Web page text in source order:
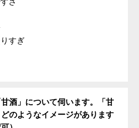
さ
すぎ
酒」について伺います。「甘
のようなイメージがあります